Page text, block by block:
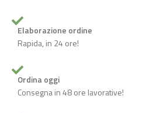
Elaborazione ordine
Rapida, in 24 ore!
Ordina oggi
Consegna in 48 ore lavorative!